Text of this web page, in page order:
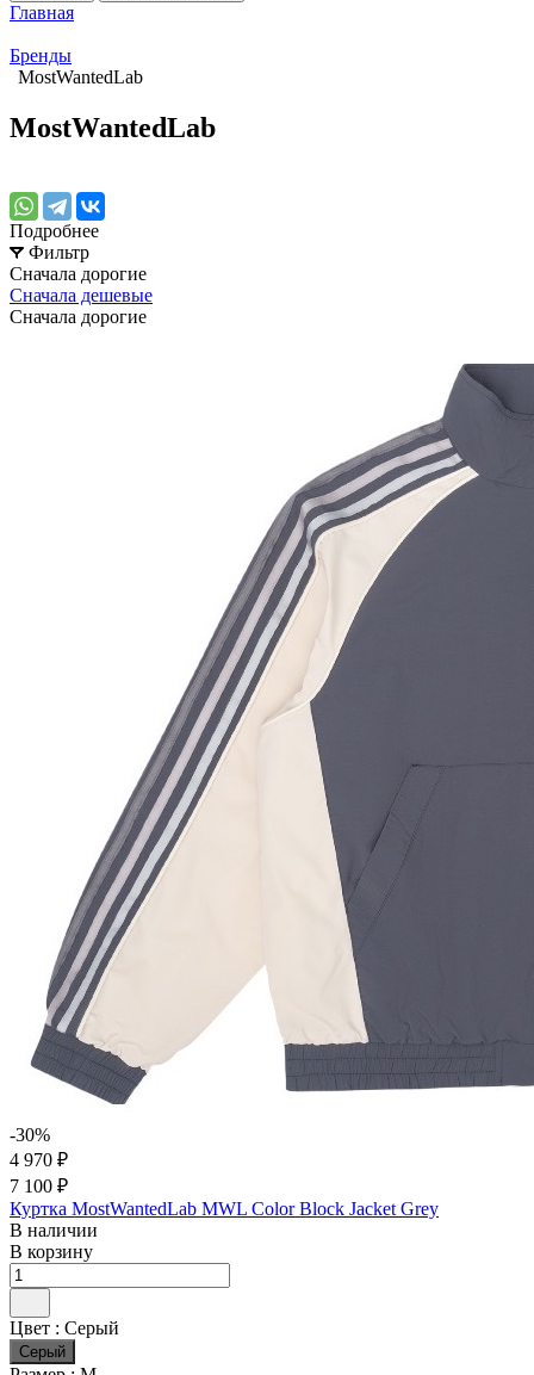
Главная
Бренды
MostWantedLab
MostWantedLab
Подробнее
Фильтр
Сначала дорогие
Сначала дешевые
Сначала дорогие
-30%
4 970 ₽
7 100 ₽
Куртка MostWantedLab MWL Color Block Jacket Grey
В наличии
В корзину
Цвет : Серый
Серый